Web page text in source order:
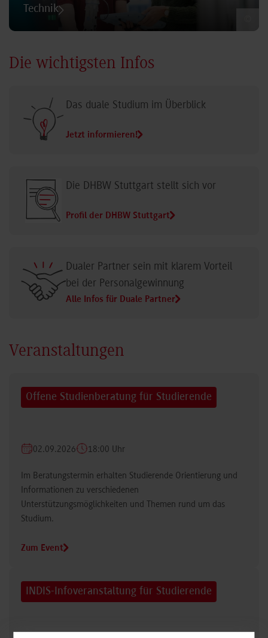
Technik
Die wichtigsten Infos
Das duale Studium im Überblick
Jetzt informieren!
Die DHBW Stuttgart stellt sich vor
Profil der DHBW Stuttgart
Dualer Partner sein mit klarem Vorteil
bei der Personalgewinnung
Alle Infos für Duale Partner
Veranstaltungen
Offene Studienberatung für Studierende
02.09.2026 18:00 Uhr
Im Beratungstermin erhalten Studierende Orientierung und
Informationen zu verschiedenen
Unterstützungsmöglichkeiten und Themen rund um das
Studium.
Zum Event
INDIS-Infoveranstaltung für Studierende